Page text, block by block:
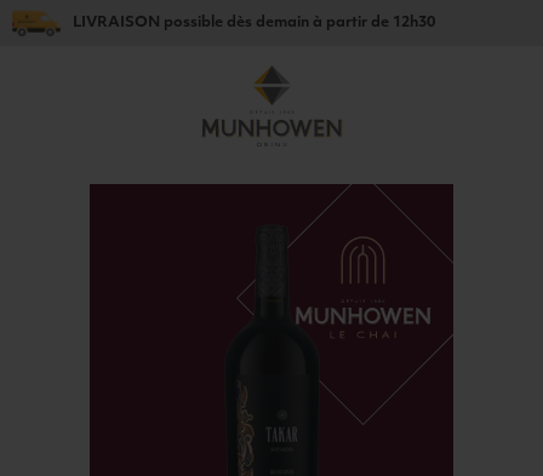
LIVRAISON possible dès demain à partir de 12h30